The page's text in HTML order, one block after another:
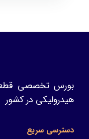
بورس تخصصی
هیدرولیکی در کشور
دسترسی سریع